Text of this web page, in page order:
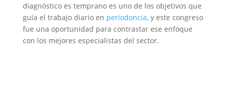
diagnóstico es temprano es uno de los objetivos que
guía el trabajo diario en periodoncia, y este congreso
fue una oportunidad para contrastar ese enfoque
con los mejores especialistas del sector.